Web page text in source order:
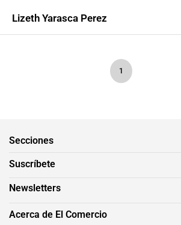
Lizeth Yarasca Perez
1
Secciones
Suscríbete
Newsletters
Acerca de El Comercio